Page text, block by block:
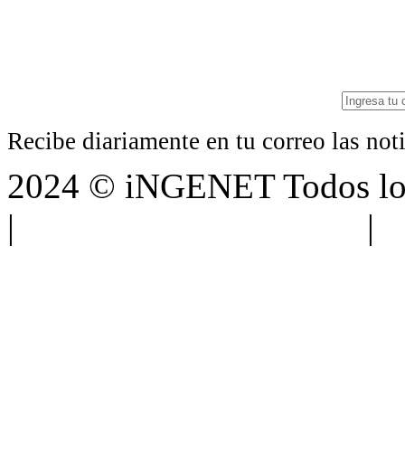
Recibe diariamente en tu correo las
2024 © iNGENET Todos
|
|